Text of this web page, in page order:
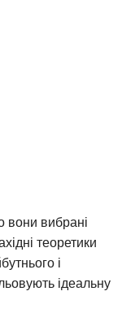
вони вибрані
теоретики
і
ідеальну